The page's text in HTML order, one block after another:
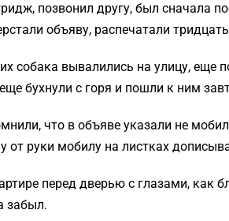
позвонил другу, был сначала
объяву, распечатали
собака вывалились на улицу, еще
бухнули с горя и пошли к ним
что в объяве указали не
от руки мобилу на листках
перед дверью с глазами, как
забыл.